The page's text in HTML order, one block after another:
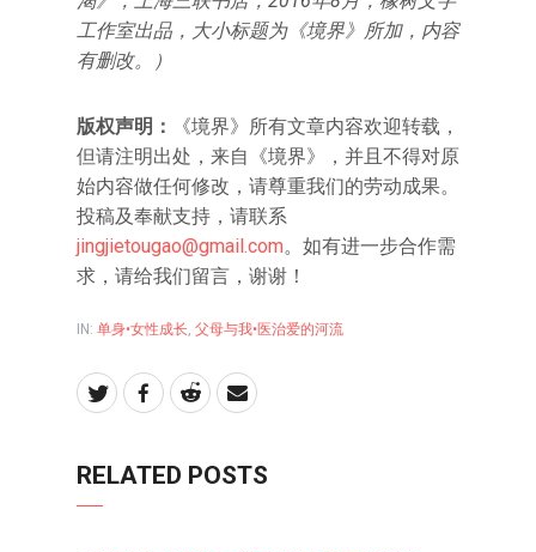
工作室出品，大小标题为《境界》所加，内容
有删改。）
版权声明：
《境界》所有文章内容欢迎转载，
但请注明出处，来自《境界》，并且不得对原
始内容做任何修改，请尊重我们的劳动成果。
投稿及奉献支持，请联系
jingjietougao@gmail.com。如有进一步合作需
求，请给我们留言，谢谢！
IN: 单身•女性成长, 父母与我•医治爱的河流
RELATED POSTS